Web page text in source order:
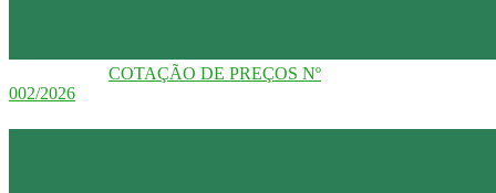
COTAÇÃO DE PREÇOS Nº
002/2026